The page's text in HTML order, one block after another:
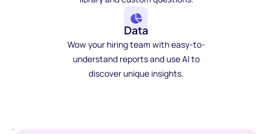
Data
Wow your hiring team with easy-to-
understand reports and use AI to
discover unique insights.